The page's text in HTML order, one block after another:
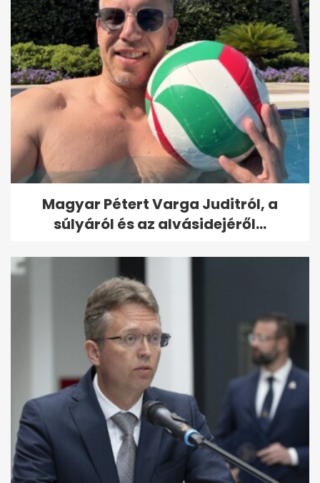
Magyar Pétert Varga Juditról, a
súlyáról és az alvásidejéről...